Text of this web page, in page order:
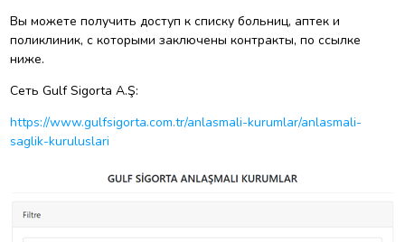
Вы можете получить доступ к списку больниц, аптек и
поликлиник, с которыми заключены контракты, по ссылке
ниже.
Сеть Gulf Sigorta A.Ş:
https://www.gulfsigorta.com.tr/anlasmali-kurumlar/anlasmali-
saglik-kuruluslari